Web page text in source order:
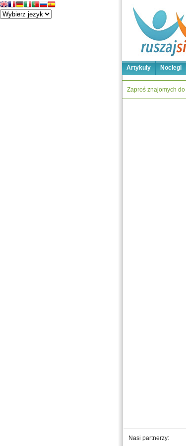
Artykuły
Noclegi
Zaproś znajomych do
Nasi partnerzy: